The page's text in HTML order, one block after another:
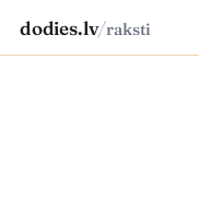
dodies.lv/raksti